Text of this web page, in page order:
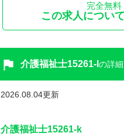
完全無料
この求人につい
flag 介護福祉士15261-l の詳細
2026.08.04更新
介護福祉士15261-k